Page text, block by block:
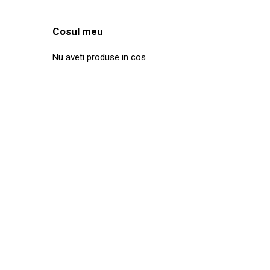
Cosul meu
Nu aveti produse in cos